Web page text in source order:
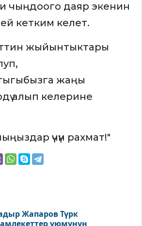
чыңдоого даяр экенин
кетким келет.
жыйынтыктары
жаңы
алып келерине
үчүн рахмат!"
Жапаров Түрк
уюмунун